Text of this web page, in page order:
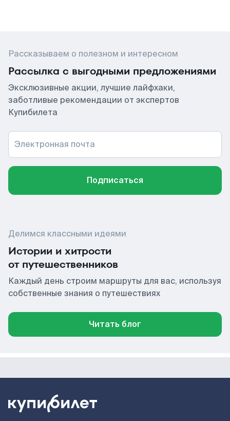
Рассказываем о полезном и интересном
Рассылка с выгодными предложениями
Эксклюзивные акции, лучшие лайфхаки,
заботливые рекомендации от экспертов
Купибилета
Электронная почта
Подписаться
Делимся классными идеями
Истории и хитрости
от путешественников
Каждый день строим маршруты для вас, используя
собственные знания о путешествиях
Читать блог